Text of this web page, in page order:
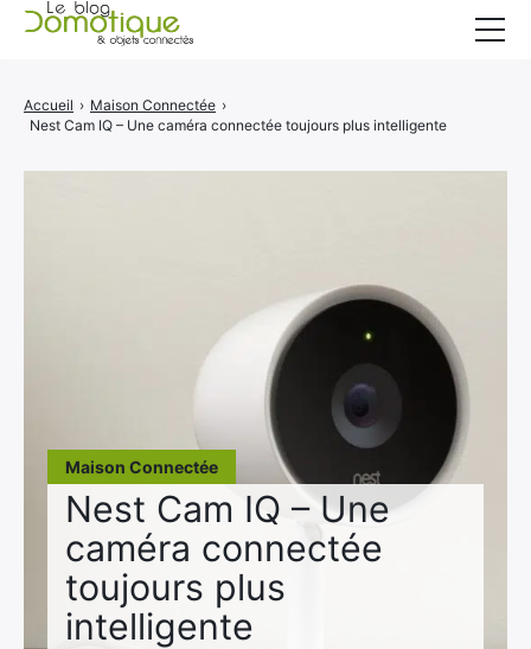
Maison Connectée
Nest Cam IQ – Une
caméra connectée
toujours plus
intelligente
Accueil › Maison Connectée ›
Nest Cam IQ – Une caméra connectée toujours plus intelligente
Catégories